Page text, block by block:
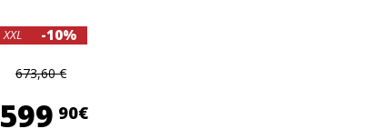
XXL -10%
673,60 €
599 90€599,90 €